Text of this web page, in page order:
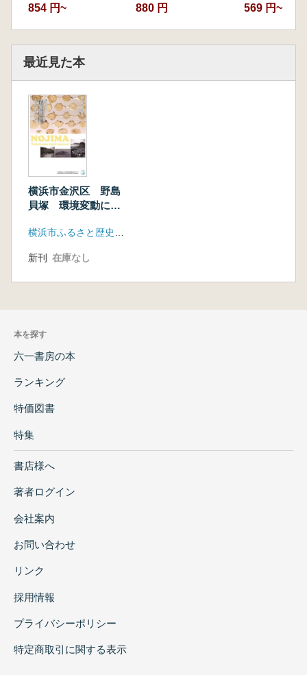
854 円~ 880 円 569 円~
最近見た本
横浜市金沢区 野島
貝塚 環境変動にみ
新刊 在庫なし
本を探す
六一書房の本
ランキング
特価図書
特集
書店様へ
著者ログイン
会社案内
お問い合わせ
リンク
採用情報
プライバシーポリシー
特定商取引に関する表示